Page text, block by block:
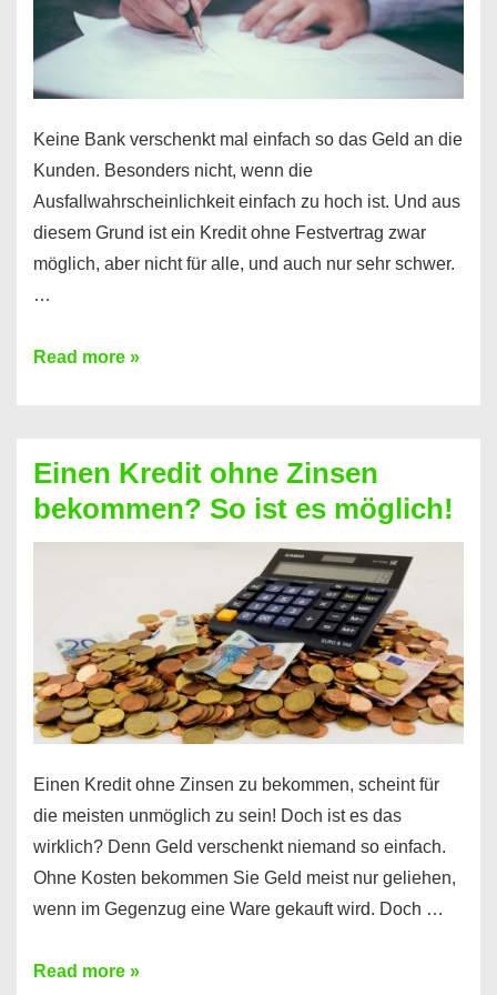
möglich!
Keine Bank verschenkt mal einfach so das Geld an die
Kunden. Besonders nicht, wenn die
Ausfallwahrscheinlichkeit einfach zu hoch ist. Und aus
diesem Grund ist ein Kredit ohne Festvertrag zwar
möglich, aber nicht für alle, und auch nur sehr schwer.
…
Ist
Festvertrag
für
jeden
erfahren
Sie
es
Read more »
Einen Kredit ohne Zinsen
bekommen? So ist es möglich!
Einen Kredit ohne Zinsen zu bekommen, scheint für
die meisten unmöglich zu sein! Doch ist es das
wirklich? Denn Geld verschenkt niemand so einfach.
Ohne Kosten bekommen Sie Geld meist nur geliehen,
wenn im Gegenzug eine Ware gekauft wird. Doch …
Einen
Read more »